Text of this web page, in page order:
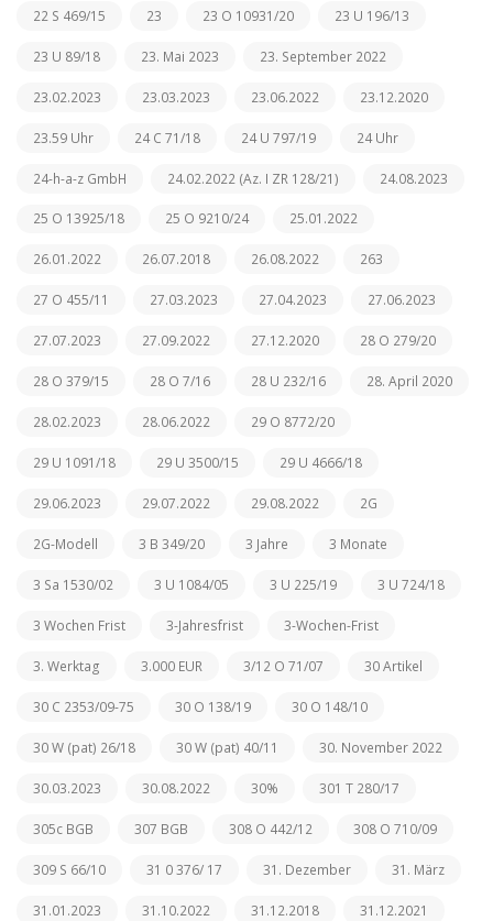
22 S 469/15 23 23 O 10931/20 23 U 196/13
23 U 89/18 23. Mai 2023 23. September 2022
23.02.2023 23.03.2023 23.06.2022 23.12.2020
23.59 Uhr 24 C 71/18 24 U 797/19 24 Uhr
24-h-a-z GmbH 24.02.2022 (Az. I ZR 128/21) 24.08.2023
25 O 13925/18 25 O 9210/24 25.01.2022
26.01.2022 26.07.2018 26.08.2022 263
27 O 455/11 27.03.2023 27.04.2023 27.06.2023
27.07.2023 27.09.2022 27.12.2020 28 O 279/20
28 O 379/15 28 O 7/16 28 U 232/16 28. April 2020
28.02.2023 28.06.2022 29 O 8772/20
29 U 1091/18 29 U 3500/15 29 U 4666/18
29.06.2023 29.07.2022 29.08.2022 2G
2G-Modell 3 B 349/20 3 Jahre 3 Monate
3 Sa 1530/02 3 U 1084/05 3 U 225/19 3 U 724/18
3 Wochen Frist 3-Jahresfrist 3-Wochen-Frist
3. Werktag 3.000 EUR 3/12 O 71/07 30 Artikel
30 C 2353/09-75 30 O 138/19 30 O 148/10
30 W (pat) 26/18 30 W (pat) 40/11 30. November 2022
30.03.2023 30.08.2022 30% 301 T 280/17
305c BGB 307 BGB 308 O 442/12 308 O 710/09
309 S 66/10 31 0 376/ 17 31. Dezember 31. März
31.01.2023 31.10.2022 31.12.2018 31.12.2021